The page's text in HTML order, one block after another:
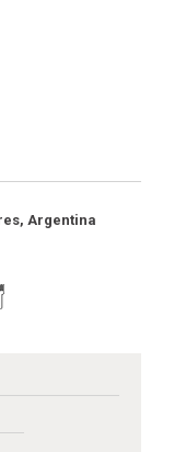
Argentina